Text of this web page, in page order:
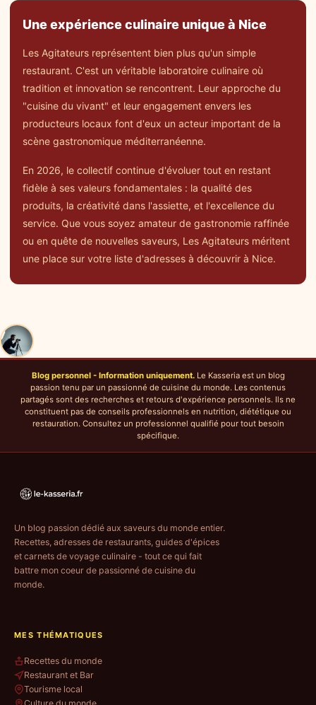
Une expérience culinaire unique à Nice
Les Agitateurs représentent bien plus qu'un simple
restaurant. C'est un véritable laboratoire culinaire où
tradition et innovation se rencontrent. Leur approche du
"cuisine du vivant" et leur engagement envers les
producteurs locaux font d'eux un acteur important de la
scène gastronomique méditerranéenne.
En 2026, le collectif continue d'évoluer tout en restant
fidèle à ses valeurs fondamentales : la qualité des
produits, la créativité dans l'assiette, et l'excellence du
service. Que vous soyez amateur de gastronomie raffinée
ou en quête de nouvelles saveurs, Les Agitateurs méritent
une place sur votre liste d'adresses à découvrir à Nice.
Blog personnel - Information uniquement.Le Kasseria est un blog
passion tenu par un passionné de cuisine du monde. Les contenus
partagés sont des recherches et retours d'expérience personnels. Ils ne
constituent pas de conseils professionnels en nutrition, diététique ou
restauration. Consultez un professionnel qualifié pour tout besoin
spécifique.
Un blog passion dédié aux saveurs du monde entier.
Recettes, adresses de restaurants, guides d'épices
et carnets de voyage culinaire - tout ce qui fait
battre mon coeur de passionné de cuisine du
monde.
MES THÉMATIQUES
Recettes du monde
Restaurant et Bar
Tourisme local
Culture du monde